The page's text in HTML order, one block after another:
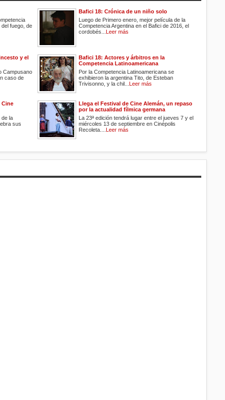
fuego, de
Bafici 18: Crónica de un niño solo
Luego de Primero enero, mejor película de la
Competencia Argentina en el Bafici de 2016, el
cordobés... Leer más
y el
Campusano
caso de
Bafici 18: Actores y árbitros en la
Competencia Latinoamericana
Por la Competencia Latinoamericana se
exhibieron la argentina Tito, de Esteban
Trivisonno, y la chil... Leer más
Cine
de la
sus
Llega el Festival de Cine Alemán, un repaso
por la actualidad fílmica germana
La 23ª edición tendrá lugar entre el jueves 7 y el
miércoles 13 de septiembre en Cinépolis
Recoleta.... Leer más